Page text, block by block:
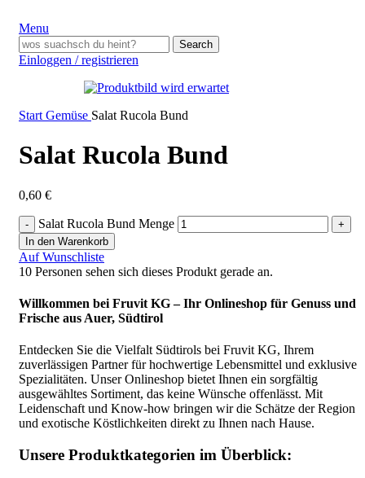
Menu
Search
Einloggen / registrieren
Start Gemüse Salat Rucola Bund
Salat Rucola Bund
0,60 €
Salat Rucola Bund Menge
In den Warenkorb
Auf Wunschliste
10 Personen sehen sich dieses Produkt gerade an.
Willkommen bei Fruvit KG – Ihr Onlineshop für Genuss und
Frische aus Auer, Südtirol
Entdecken Sie die Vielfalt Südtirols bei Fruvit KG, Ihrem
zuverlässigen Partner für hochwertige Lebensmittel und exklusive
Spezialitäten. Unser Onlineshop bietet Ihnen ein sorgfältig
ausgewähltes Sortiment, das keine Wünsche offenlässt. Mit
Leidenschaft und Know-how bringen wir die Schätze der Region
und exotische Köstlichkeiten direkt zu Ihnen nach Hause.
Unsere Produktkategorien im Überblick: